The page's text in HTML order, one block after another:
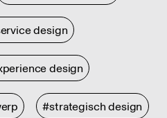
design
design
#strategisch design